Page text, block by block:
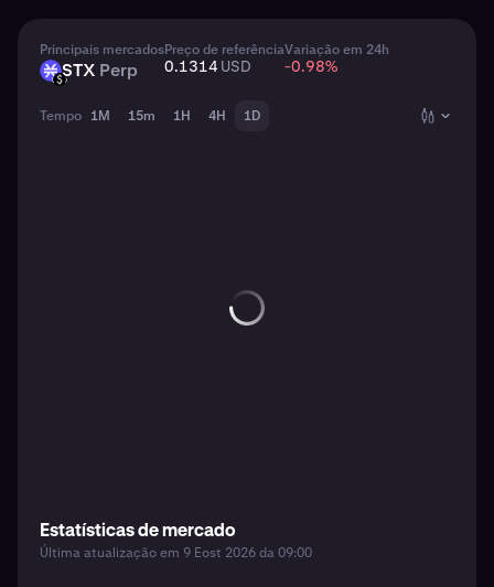
Principais mercados
STX
USDSTX Perp
Preço de referência
0.1314 USD
Variação em 24h
-0.98%
Tempo 1M 15m 1H 4H 1D
Estatísticas de mercado
Última atualização em 9 Eost 2026 da 09:00